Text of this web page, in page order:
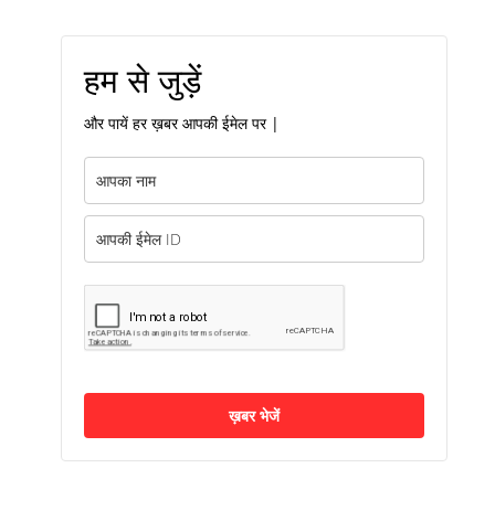
हम से जुड़ें
और पायें हर ख़बर आपकी ईमेल पर |
ख़बर भेजें